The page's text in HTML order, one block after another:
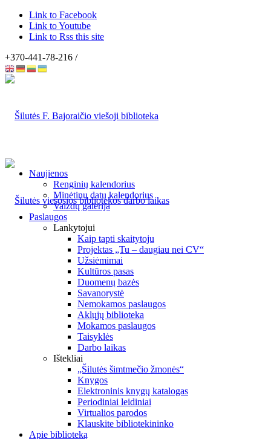
Link to Facebook
Link to Youtube
Link to Rss this site
+370-441-78-216 /
Naujienos
Renginių kalendorius
Minėtinų datų kalendorius
Vaizdų galerija
Paslaugos
Lankytojui
Kaip tapti skaitytoju
Projektas „Tu – daugiau nei CV“
Užsiėmimai
Kultūros pasas
Duomenų bazės
Savanorystė
Nemokamos paslaugos
Aklųjų biblioteka
Mokamos paslaugos
Taisyklės
Darbo laikas
Ištekliai
„Šilutės šimtmečio žmonės“
Knygos
Elektroninis knygų katalogas
Periodiniai leidiniai
Virtualios parodos
Klauskite bibliotekininko
Apie biblioteką